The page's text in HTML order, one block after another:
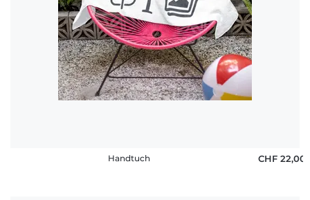
Handtuch CHF 22,00